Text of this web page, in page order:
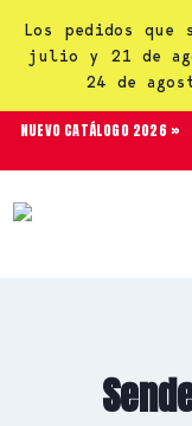
Los pedidos
julio y 21 de
24 de
NUEVO CATÁLOGO 2026 »